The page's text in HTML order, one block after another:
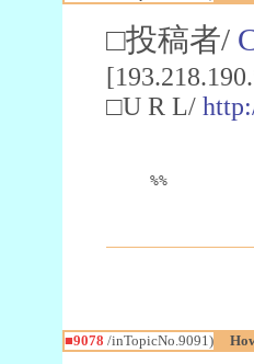
□投稿者/
□U R L/
%%
■9078 /inTopicNo.9091)